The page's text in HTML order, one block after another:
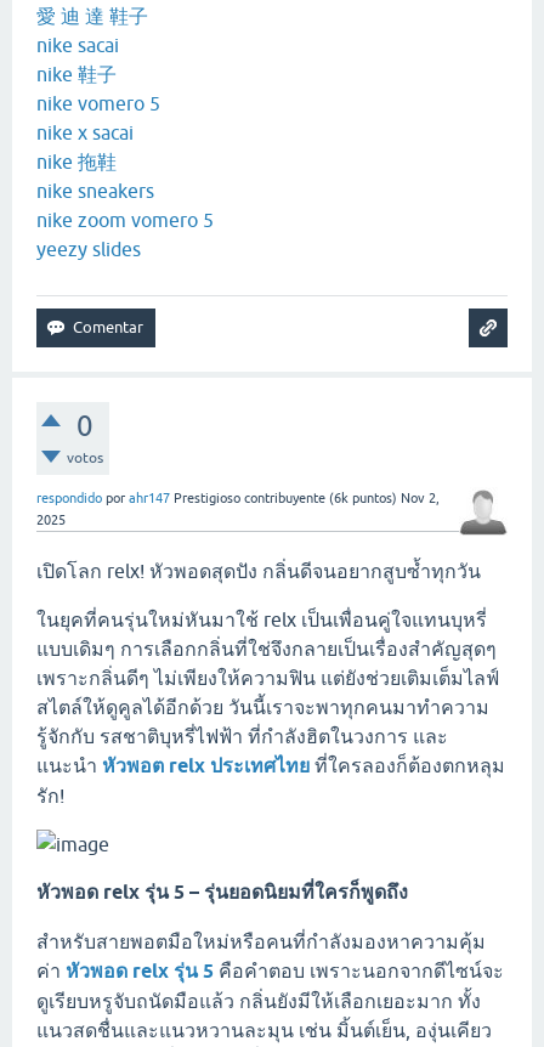
愛 迪 達 鞋子
nike sacai
nike 鞋子
nike vomero 5
nike x sacai
nike 拖鞋
nike sneakers
nike zoom vomero 5
yeezy slides
0
votos
respondido por ahr147 Prestigioso contribuyente (6k puntos) Nov 2,
2025
เปิดโลก relx! หัวพอดสุดปัง กลิ่นดีจนอยากสูบซ้ำทุกวัน
ในยุคที่คนรุ่นใหม่หันมาใช้ relx เป็นเพื่อนคู่ใจแทนบุหรี่
แบบเดิมๆ การเลือกกลิ่นที่ใช่จึงกลายเป็นเรื่องสำคัญสุดๆ
เพราะกลิ่นดีๆ ไม่เพียงให้ความฟิน แต่ยังช่วยเติมเต็มไลฟ์
สไตล์ให้ดูคูลได้อีกด้วย วันนี้เราจะพาทุกคนมาทำความ
รู้จักกับ รสชาติบุหรี่ไฟฟ้า ที่กำลังฮิตในวงการ และ
แนะนำ หัวพอต relx ประเทศไทย ที่ใครลองก็ต้องตกหลุม
รัก!
หัวพอด relx รุ่น 5 – รุ่นยอดนิยมที่ใครก็พูดถึง
สำหรับสายพอตมือใหม่หรือคนที่กำลังมองหาความคุ้ม
ค่า หัวพอด relx รุ่น 5 คือคำตอบ เพราะนอกจากดีไซน์จะ
ดูเรียบหรูจับถนัดมือแล้ว กลิ่นยังมีให้เลือกเยอะมาก ทั้ง
แนวสดชื่นและแนวหวานละมุน เช่น มิ้นต์เย็น, องุ่นเคียว